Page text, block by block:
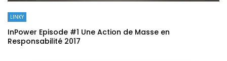
LINKY
InPower Episode #1 Une Action de Masse en
Responsabilité 2017